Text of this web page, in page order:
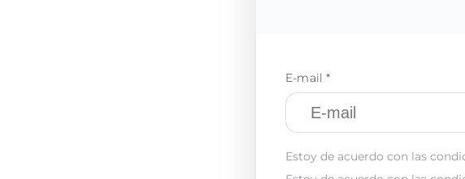
E-mail *
Estoy de acuerdo con las